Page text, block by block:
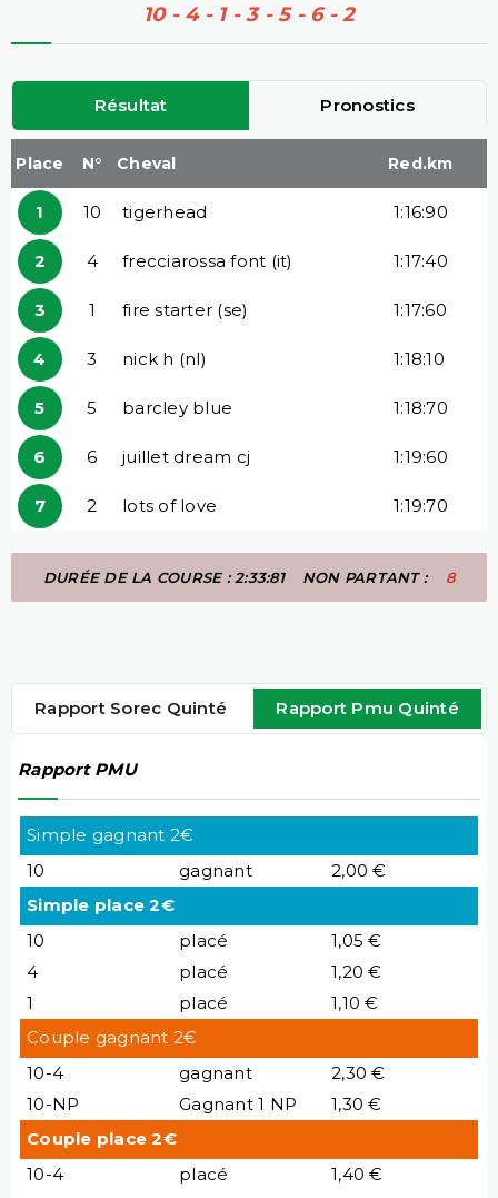
10 - 4 - 1 - 3 - 5 - 6 - 2
Résultat Pronostics
Place N° Cheval Red.km
1 10 tigerhead 1:16:90
2 4 frecciarossa font (it) 1:17:40
3 1 fire starter (se) 1:17:60
4 3 nick h (nl) 1:18:10
5 5 barcley blue 1:18:70
6 6 juillet dream cj 1:19:60
7 2 lots of love 1:19:70
DURÉE DE LA COURSE : 2:33:81 NON PARTANT : 8
Rapport Sorec Quinté Rapport Pmu Quinté
Rapport PMU
Simple gagnant 2€
10
gagnant
2,00 €
Simple place 2€
10
placé
1,05 €
4
placé
1,20 €
1
placé
1,10 €
Couple gagnant 2€
10-4
gagnant
2,30 €
10-NP
Gagnant 1 NP
1,30 €
Couple place 2€
10-4
placé
1,40 €